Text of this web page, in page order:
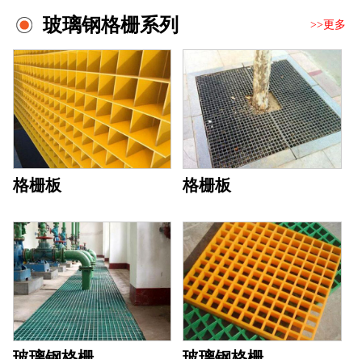
玻璃钢格栅系列 >>更多
格栅板 格栅板